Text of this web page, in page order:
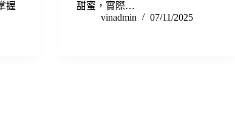
握
甜蜜，實際…
vinadmin
07/11/2025